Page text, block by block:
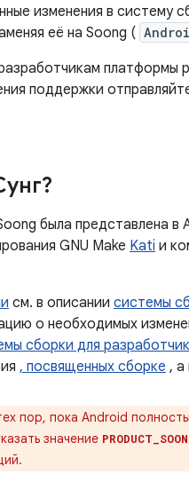
изменения в систему
её на Soong (
платформы
поддержки
была представлена ​​в
GNU Make Kati и
см. в описании системы
о необходимых
сборки для
, посвященных сборке ,
пор, пока Android
значение